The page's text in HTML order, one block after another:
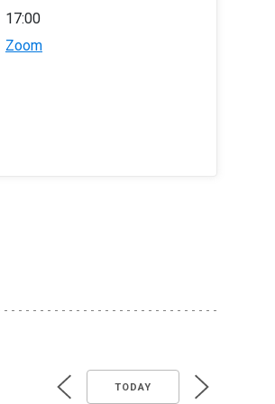
17:00
Zoom
TODAY